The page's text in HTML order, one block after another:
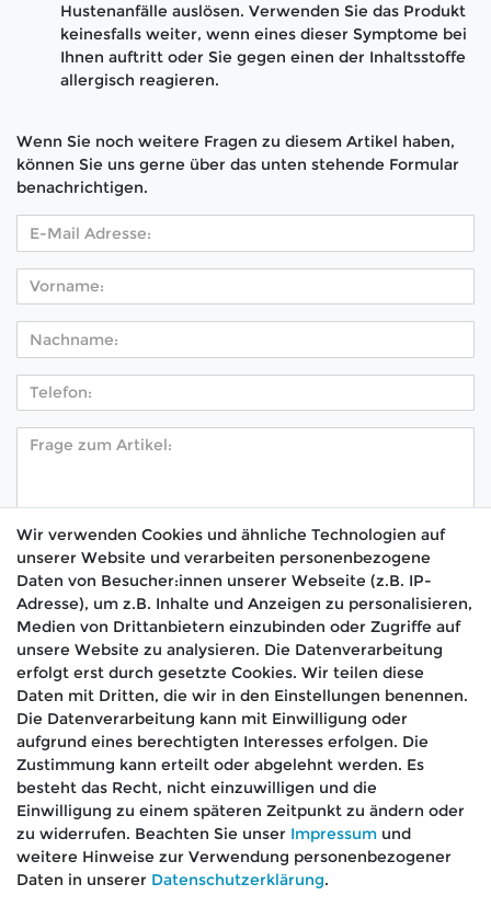
Hustenanfälle auslösen. Verwenden Sie das Produkt
keinesfalls weiter, wenn eines dieser Symptome bei
Ihnen auftritt oder Sie gegen einen der Inhaltsstoffe
allergisch reagieren.
Wenn Sie noch weitere Fragen zu diesem Artikel haben,
können Sie uns gerne über das unten stehende Formular
benachrichtigen.
Hiermit bestätige ich, dass ich dieDaten­schutz­
erklärung gelesen habe. *
Absenden
🚚 Schneller Versand
📦 Kostenloser Versand ab 75 €
📞 Kostenlose Beratung per Telefon &
WhatsApp
Wir verwenden Cookies und ähnliche Technologien auf
unserer Website und verarbeiten personenbezogene
Daten von Besucher:innen unserer Webseite (z.B. IP-
Adresse), um z.B. Inhalte und Anzeigen zu personalisieren,
Medien von Drittanbietern einzubinden oder Zugriffe auf
unsere Website zu analysieren. Die Datenverarbeitung
erfolgt erst durch gesetzte Cookies. Wir teilen diese
Daten mit Dritten, die wir in den Einstellungen benennen.
Die Datenverarbeitung kann mit Einwilligung oder
aufgrund eines berechtigten Interesses erfolgen. Die
Zustimmung kann erteilt oder abgelehnt werden. Es
besteht das Recht, nicht einzuwilligen und die
Einwilligung zu einem späteren Zeitpunkt zu ändern oder
zu widerrufen. Beachten Sie unser Impressum und
weitere Hinweise zur Verwendung personenbezogener
Daten in unserer Daten­schutz­erklärung.